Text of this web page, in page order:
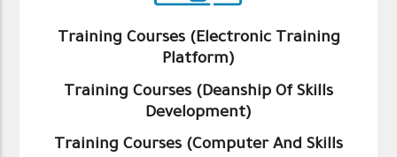
Training Courses (Electronic Training
Platform)
Training Courses (Deanship Of Skills
Development)
Training Courses (Computer And Skills